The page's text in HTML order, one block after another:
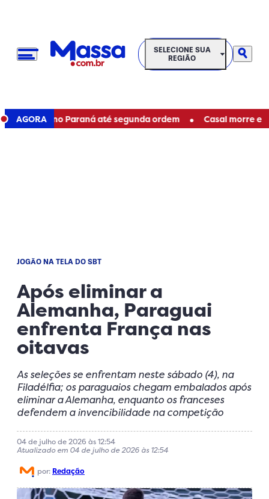
SELECIONE SUA REGIÃO
SELECIONE SUA
REGIÃO
AGORA
no Paraná até segunda ordem • Casal morre em
JOGÃO NA TELA DO SBT
Após eliminar a
Alemanha, Paraguai
enfrenta França nas
oitavas
As seleções se enfrentam neste sábado (4), na
Filadélfia; os paraguaios chegam embalados após
eliminar a Alemanha, enquanto os franceses
defendem a invencibilidade na competição
04 de julho de 2026 às 12:54
Atualizado em 04 de julho de 2026 às 12:54
por: Redação